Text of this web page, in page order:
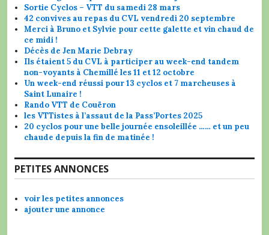
Sortie Cyclos – VTT du samedi 28 mars
42 convives au repas du CVL vendredi 20 septembre
Merci à Bruno et Sylvie pour cette galette et vin chaud de
ce midi !
Décès de Jen Marie Debray
Ils étaient 5 du CVL à participer au week-end tandem
non-voyants à Chemillé les 11 et 12 octobre
Un week-end réussi pour 13 cyclos et 7 marcheuses à
Saint Lunaire !
Rando VTT de Couëron
les VTTistes à l’assaut de la Pass’Portes 2025
20 cyclos pour une belle journée ensoleillée …… et un peu
chaude depuis la fin de matinée !
PETITES ANNONCES
voir les petites annonces
ajouter une annonce